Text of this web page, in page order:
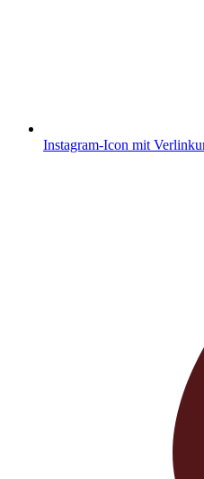
Instagram-Icon mit